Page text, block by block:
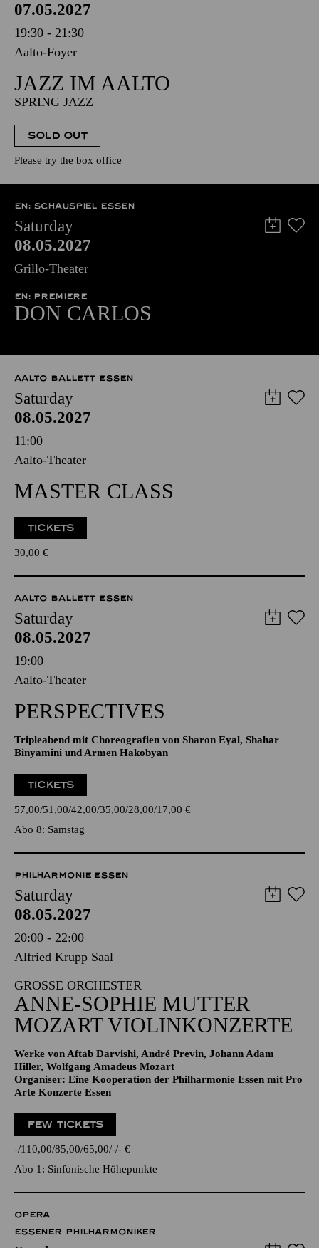
07.05.2027
19:30 - 21:30
Aalto-Foyer
JAZZ IM AALTO
SPRING JAZZ
SOLD OUT
Please try the box office
EN: SCHAUSPIEL ESSEN
Saturday
08.05.2027
Grillo-Theater
EN: PREMIERE
DON CARLOS
AALTO BALLETT ESSEN
Saturday
08.05.2027
11:00
Aalto-Theater
MASTER CLASS
TICKETS
30,00 €
AALTO BALLETT ESSEN
Saturday
08.05.2027
19:00
Aalto-Theater
PERSPECTIVES
Tripleabend mit Choreografien von Sharon Eyal, Shahar
Binyamini und Armen Hakobyan
TICKETS
57,00 51,00 42,00 35,00 28,00 17,00 €
Abo 8: Samstag
PHILHARMONIE ESSEN
Saturday
08.05.2027
20:00 - 22:00
Alfried Krupp Saal
GROSSE ORCHESTER
ANNE-SOPHIE MUTTER
MOZART VIOLINKONZERTE
Werke von Aftab Darvishi, André Previn, Johann Adam
Hiller, Wolfgang Amadeus Mozart
Organiser: Eine Kooperation der Philharmonie Essen mit Pro
Arte Konzerte Essen
FEW TICKETS
- 110,00 85,00 65,00 - - €
Abo 1: Sinfonische Höhepunkte
OPERA
ESSENER PHILHARMONIKER